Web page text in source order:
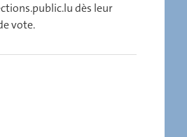
dès leur
vote.